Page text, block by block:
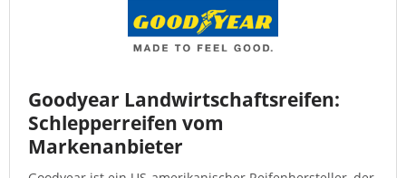
Goodyear Landwirtschaftsreifen:
Schlepperreifen vom
Markenanbieter